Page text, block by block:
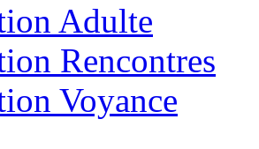
Adulte
Rencontres
Voyance